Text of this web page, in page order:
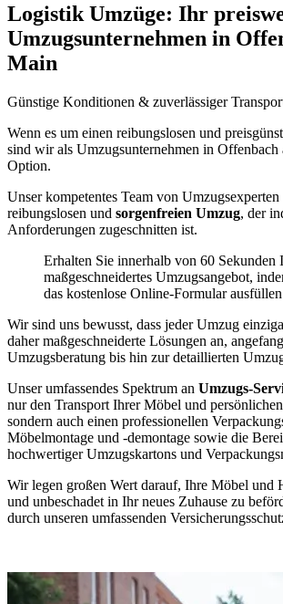
Logistik Umzüge: Ihr
Umzugsunternehmen in
Main
Günstige Konditionen & zuverlässiger
Wenn es um einen reibungslosen und
sind wir als Umzugsunternehmen in Offenbach
Option.
Unser kompetentes Team von Umzugsexperten
reibungslosen und sorgenfreien Umzug, der
Anforderungen zugeschnitten ist.
Erhalten Sie innerhalb von 60 Sekunden
maßgeschneidertes Umzugsangebot,
das kostenlose Online-Formular
Wir sind uns bewusst, dass jeder Umzug
daher maßgeschneiderte Lösungen an,
Umzugsberatung bis hin zur detaillierten
Unser umfassendes Spektrum an Umzugs-
nur den Transport Ihrer Möbel und
sondern auch einen professionellen
Möbelmontage und -demontage sowie die
hochwertiger Umzugskartons und
Wir legen großen Wert darauf, Ihre Möbel und
und unbeschadet in Ihr neues Zuhause zu
durch unseren umfassenden